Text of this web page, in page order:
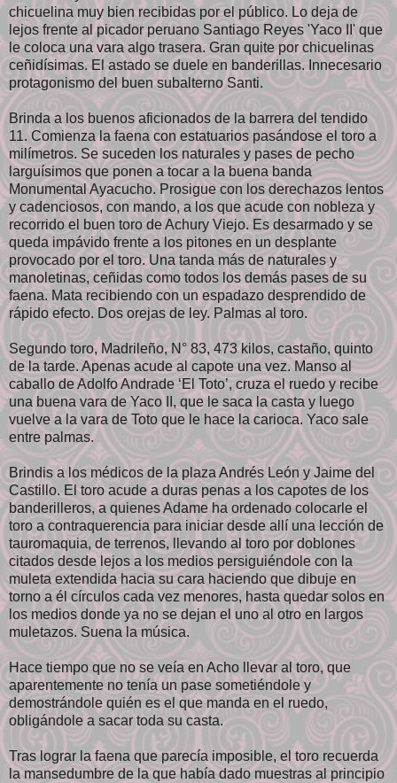
chicuelina muy bien recibidas por el público. Lo deja de
lejos frente al picador peruano Santiago Reyes 'Yaco II' que
le coloca una vara algo trasera. Gran quite por chicuelinas
ceñidísimas. El astado se duele en banderillas. Innecesario
protagonismo del buen subalterno Santi.
Brinda a los buenos aficionados de la barrera del tendido
11. Comienza la faena con estatuarios pasándose el toro a
milímetros. Se suceden los naturales y pases de pecho
larguísimos que ponen a tocar a la buena banda
Monumental Ayacucho. Prosigue con los derechazos lentos
y cadenciosos, con mando, a los que acude con nobleza y
recorrido el buen toro de Achury Viejo. Es desarmado y se
queda impávido frente a los pitones en un desplante
provocado por el toro. Una tanda más de naturales y
manoletinas, ceñidas como todos los demás pases de su
faena. Mata recibiendo con un espadazo desprendido de
rápido efecto. Dos orejas de ley. Palmas al toro.
Segundo toro, Madrileño, N° 83, 473 kilos, castaño, quinto
de la tarde. Apenas acude al capote una vez. Manso al
caballo de Adolfo Andrade ‘El Toto’, cruza el ruedo y recibe
una buena vara de Yaco II, que le saca la casta y luego
vuelve a la vara de Toto que le hace la carioca. Yaco sale
entre palmas.
Brindis a los médicos de la plaza Andrés León y Jaime del
Castillo. El toro acude a duras penas a los capotes de los
banderilleros, a quienes Adame ha ordenado colocarle el
toro a contraquerencia para iniciar desde allí una lección de
tauromaquia, de terrenos, llevando al toro por doblones
citados desde lejos a los medios persiguiéndole con la
muleta extendida hacia su cara haciendo que dibuje en
torno a él círculos cada vez menores, hasta quedar solos en
los medios donde ya no se dejan el uno al otro en largos
muletazos. Suena la música.
Hace tiempo que no se veía en Acho llevar al toro, que
aparentemente no tenía un pase sometiéndole y
demostrándole quién es el que manda en el ruedo,
obligándole a sacar toda su casta.
Tras lograr la faena que parecía imposible, el toro recuerda
la mansedumbre de la que había dado muestras al principio